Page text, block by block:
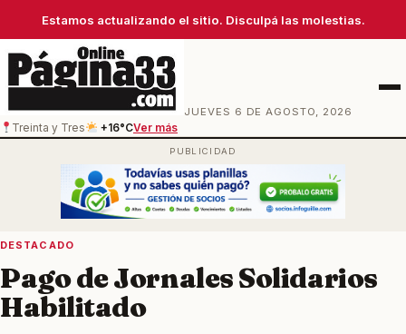
Estamos actualizando el sitio. Disculpá las molestias.
JUEVES 6 DE AGOSTO, 2026
Treinta y Tres
+16°CVer más
Menú
DESTACADO
Pago de Jornales Solidarios
Habilitado